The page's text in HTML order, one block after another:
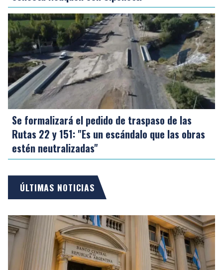
Se formalizará el pedido de traspaso de las
Rutas 22 y 151: "Es un escándalo que las obras
estén neutralizadas"
ÚLTIMAS NOTICIAS